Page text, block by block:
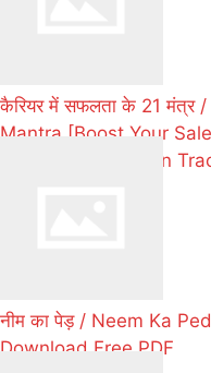
कैरियर में सफलता के 21 मंत्र / Career mein Safalta ke 21
Mantra [Boost Your
Hindi Book by Brian
नीम का पेड़ / Neem Ka
Download Free PDF